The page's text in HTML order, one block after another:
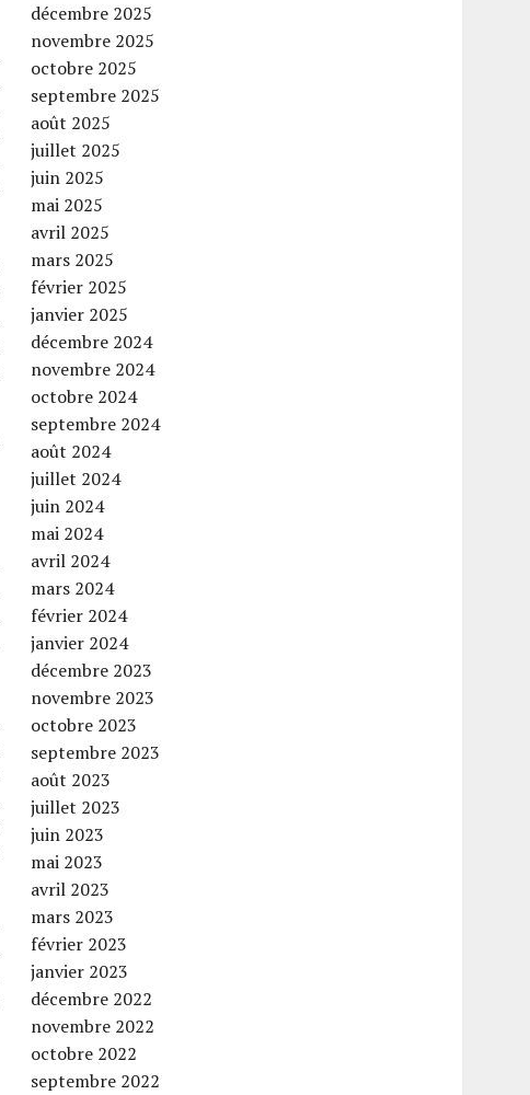
décembre 2025
novembre 2025
octobre 2025
septembre 2025
août 2025
juillet 2025
juin 2025
mai 2025
avril 2025
mars 2025
février 2025
janvier 2025
décembre 2024
novembre 2024
octobre 2024
septembre 2024
août 2024
juillet 2024
juin 2024
mai 2024
avril 2024
mars 2024
février 2024
janvier 2024
décembre 2023
novembre 2023
octobre 2023
septembre 2023
août 2023
juillet 2023
juin 2023
mai 2023
avril 2023
mars 2023
février 2023
janvier 2023
décembre 2022
novembre 2022
octobre 2022
septembre 2022